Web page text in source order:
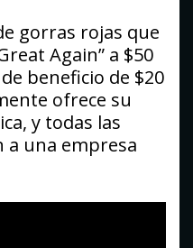
gorras rojas que
Again” a $50
beneficio de $20
ofrece su
y todas las
a una empresa